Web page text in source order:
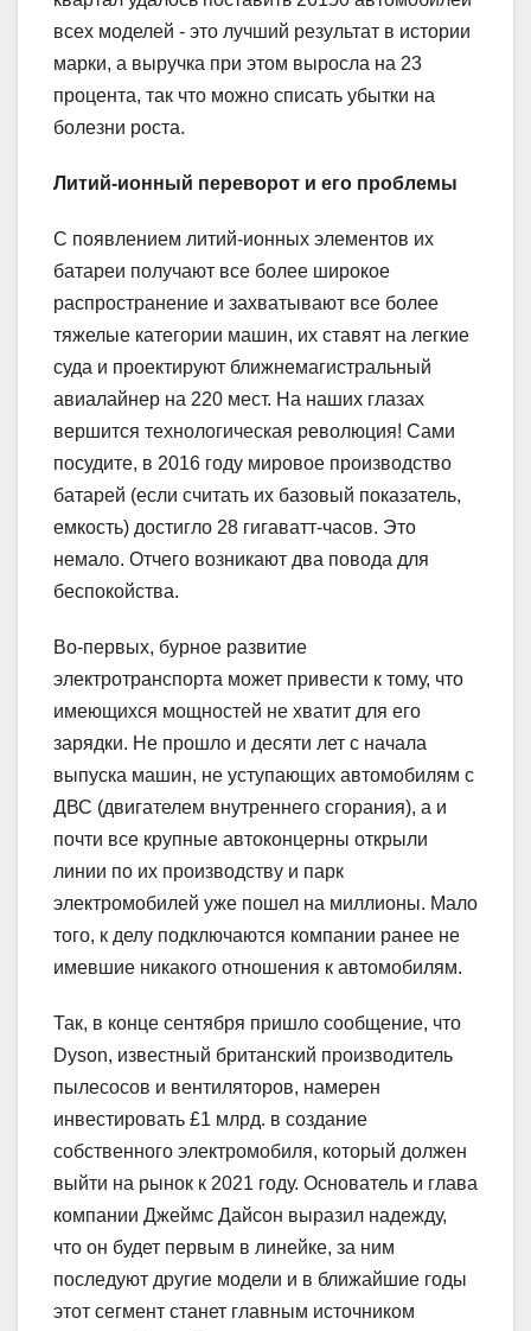
всех моделей ‑ это лучший результат в истории
марки, а выручка при этом выросла на 23
процента, так что можно списать убытки на
болезни роста.
Литий-ионный переворот и его проблемы
С появлением литий-ионных элементов их
батареи получают все более широкое
распространение и захватывают все более
тяжелые категории машин, их ставят на легкие
суда и проектируют ближнемагистральный
авиалайнер на 220 мест. На наших глазах
вершится технологическая революция! Сами
посудите, в 2016 году мировое производство
батарей (если считать их базовый показатель,
емкость) достигло 28 гигаватт-часов. Это
немало. Отчего возникают два повода для
беспокойства.
Во-первых, бурное развитие
электротранспорта может привести к тому, что
имеющихся мощностей не хватит для его
зарядки. Не прошло и десяти лет с начала
выпуска машин, не уступающих автомобилям с
ДВС (двигателем внутреннего сгорания), а и
почти все крупные автоконцерны открыли
линии по их производству и парк
электромобилей уже пошел на миллионы. Мало
того, к делу подключаются компании ранее не
имевшие никакого отношения к автомобилям.
Так, в конце сентября пришло сообщение, что
Dyson, известный британский производитель
пылесосов и вентиляторов, намерен
инвестировать £1 млрд. в создание
собственного электромобиля, который должен
выйти на рынок к 2021 году. Основатель и глава
компании Джеймс Дайсон выразил надежду,
что он будет первым в линейке, за ним
последуют другие модели и в ближайшие годы
этот сегмент станет главным источником